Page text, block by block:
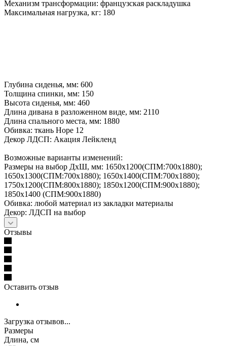
Механизм трансформации: французская раскладушка
Максимальная нагрузка, кг: 180
Глубина сиденья, мм: 600
Толщина спинки, мм: 150
Высота сиденья, мм: 460
Длина дивана в разложенном виде, мм: 2110
Длина спального места, мм: 1880
Обивка: ткань Hope 12
Декор ЛДСП: Акация Лейкленд
Возможные варианты изменений:
Размеры на выбор ДхШ, мм: 1650х1200(СПМ:700х1880);
1650х1300(СПМ:700х1880); 1650х1400(СПМ:700х1880);
1750х1200(СПМ:800х1880); 1850х1200(СПМ:900х1880);
1850х1400 (СПМ:900х1880)
Обивка: любой материал из закладки материалы
Декор: ЛДСП на выбор
Отзывы
Оставить отзыв
Загрузка отзывов...
Размеры
Длина, см